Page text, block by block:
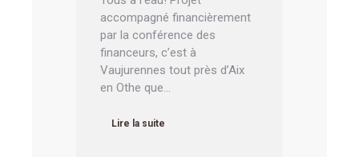
accompagné financièrement
par la conférence des
financeurs, c’est à
Vaujurennes tout près d’Aix
en Othe que…
Lire la suite